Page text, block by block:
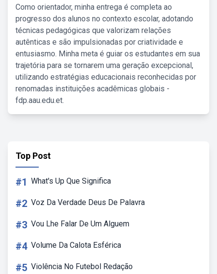
Como orientador, minha entrega é completa ao
progresso dos alunos no contexto escolar, adotando
técnicas pedagógicas que valorizam relações
autênticas e são impulsionadas por criatividade e
entusiasmo. Minha meta é guiar os estudantes em sua
trajetória para se tornarem uma geração excepcional,
utilizando estratégias educacionais reconhecidas por
renomadas instituições acadêmicas globais -
fdp.aau.edu.et.
Top Post
#1 What's Up Que Significa
#2 Voz Da Verdade Deus De Palavra
#3 Vou Lhe Falar De Um Alguem
#4 Volume Da Calota Esférica
#5 Violência No Futebol Redação